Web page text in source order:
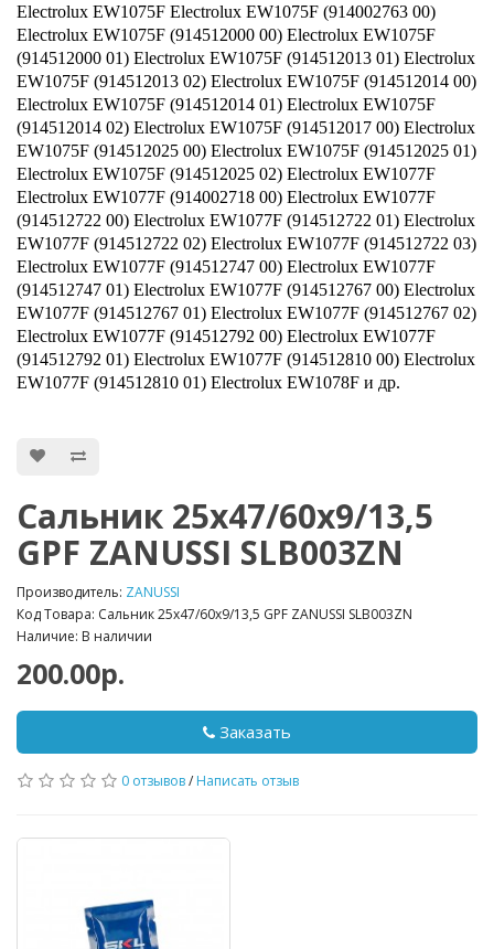
Electrolux EW1075F Electrolux EW1075F (914002763 00)
Electrolux EW1075F (914512000 00) Electrolux EW1075F
(914512000 01) Electrolux EW1075F (914512013 01) Electrolux
EW1075F (914512013 02) Electrolux EW1075F (914512014 00)
Electrolux EW1075F (914512014 01) Electrolux EW1075F
(914512014 02) Electrolux EW1075F (914512017 00) Electrolux
EW1075F (914512025 00) Electrolux EW1075F (914512025 01)
Electrolux EW1075F (914512025 02) Electrolux EW1077F
Electrolux EW1077F (914002718 00) Electrolux EW1077F
(914512722 00) Electrolux EW1077F (914512722 01) Electrolux
EW1077F (914512722 02) Electrolux EW1077F (914512722 03)
Electrolux EW1077F (914512747 00) Electrolux EW1077F
(914512747 01) Electrolux EW1077F (914512767 00) Electrolux
EW1077F (914512767 01) Electrolux EW1077F (914512767 02)
Electrolux EW1077F (914512792 00) Electrolux EW1077F
(914512792 01) Electrolux EW1077F (914512810 00) Electrolux
EW1077F (914512810 01) Electrolux EW1078F и др.
Сальник 25х47/60х9/13,5
GPF ZANUSSI SLB003ZN
Производитель: ZANUSSI
Код Товара: Сальник 25х47/60х9/13,5 GPF ZANUSSI SLB003ZN
Наличие: В наличии
200.00р.
Заказать
0 отзывов/ Написать отзыв